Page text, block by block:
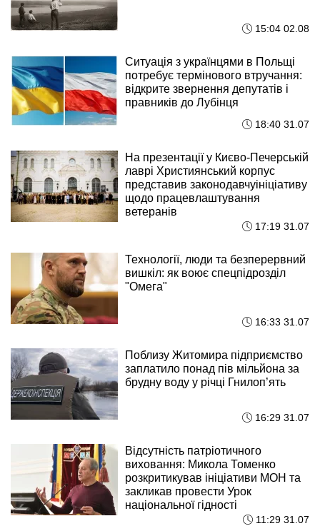
15:04 02.08
Ситуація з українцями в Польщі
потребує термінового втручання:
відкрите звернення депутатів і
правників до Лубінця
18:40 31.07
На презентації у Києво-Печерській
лаврі Християнський корпус
представив законодавчуініціативу
щодо працевлаштування
ветеранів
17:19 31.07
Технології, люди та безперервний
вишкіл: як воює спецпідрозділ
"Омега"
16:33 31.07
Поблизу Житомира підприємство
заплатило понад пів мільйона за
брудну воду у річці Гнилоп’ять
16:29 31.07
Відсутність патріотичного
виховання: Микола Томенко
розкритикував ініціативи МОН та
закликав провести Урок
національної гідності
11:29 31.07